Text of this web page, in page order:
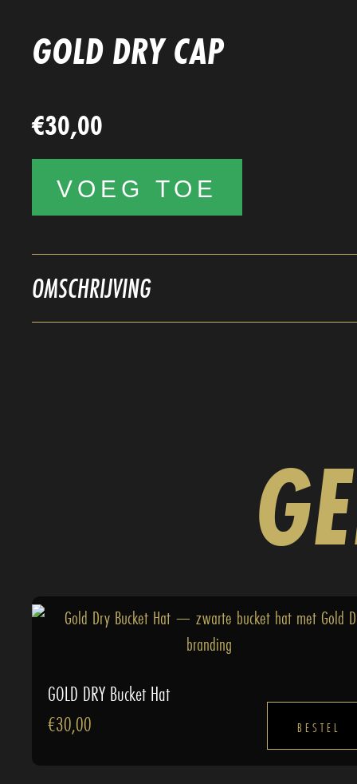
GOLD DRYCAP
€30,00
VOEG TOE
OMSCHRIJVING
GOLD DRY Bucket Hat
€30,00 BESTEL